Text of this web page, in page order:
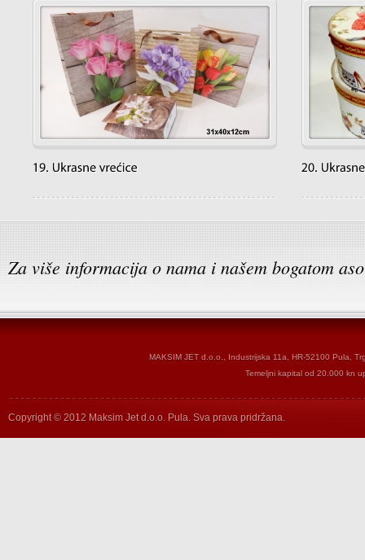
Za više informacija o nama i našem bogatom
MAKSIM JET d.o.o., Industrijska 11a, HR-52100 Pula,
Temeljni kapital od 20.000 kn
Copyright © 2012 Maksim Jet d.o.o. Pula. Sva prava pridržana.